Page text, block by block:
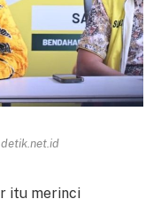
itu merinci